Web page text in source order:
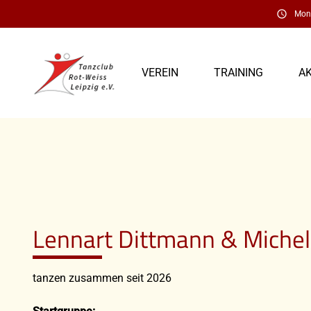
schedule
VEREIN TRAINING
Lennart Dittmann &
tanzen zusammen seit 2026